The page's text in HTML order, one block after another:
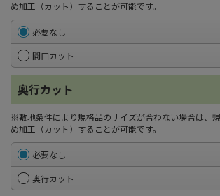
め加工（カット）することが可能です。
必要なし
間口カット
奥行カット
※敷地条件により規格品のサイズが合わない場合は、
め加工（カット）することが可能です。
必要なし
奥行カット